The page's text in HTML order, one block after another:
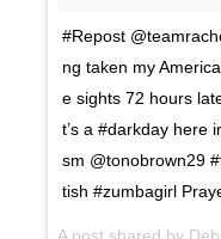
#Repost
ng taken my
e sights 72 hours
t’s a #darkday here
sm @tonobrown29
tish #zumbagirl
A post shared by